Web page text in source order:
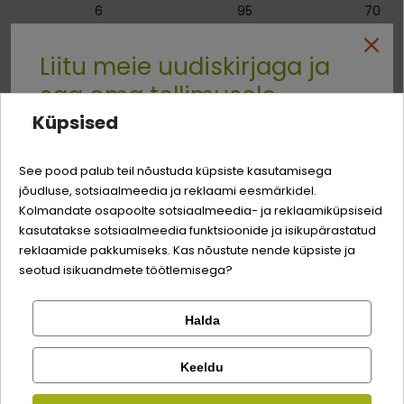
Kirjuta arvustus
6 95 70
80
8 115 85
9
10 13
Kellele
Valguallikas
Sööda eesmärk
ÜLEKAALULISUSE
KORRAL
KÕIKIDELE
Quality:
Kontrolli tellimust
Logi sisse
Registreeru
Facebook
Liitu meie uudiskirjaga ja
saa oma tellimusele
-3% soodustust
Sina ja su perekonna parim sõber väärite veel
odavamat hinda!
Lemmikloom
Kauplus
Küpsised
See pood palub teil nõustuda küpsiste kasutamisega
jõudluse, sotsiaalmeedia ja reklaami eesmärkidel.
Kolmandate osapoolte sotsiaalmeedia- ja reklaamiküpsiseid
kasutatakse sotsiaalmeedia funktsioonide ja isikupärastatud
reklaamide pakkumiseks. Kas nõustute nende küpsiste ja
seotud isikuandmete töötlemisega?
Halda
Keeldu